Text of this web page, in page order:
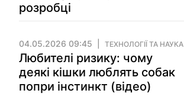
розробці
04.05.2026 09:45 ТЕХНОЛОГІЇ ТА НАУКА
Любителі ризику: чому
деякі кішки люблять собак
попри інстинкт (відео)